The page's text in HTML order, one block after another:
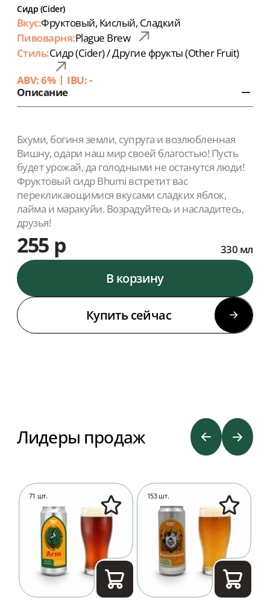
Сидр (Cider)
Вкус:Фруктовый, Кислый, Сладкий
Пивоварня:Plague Brew
Стиль:Сидр (Cider) / Другие фрукты (Other Fruit)
ABV: 6%
IBU: -
Описание
Бхуми, богиня земли, супруга и возлюбленная
Вишну, одари наш мир своей благостью! Пусть
будет урожай, да голодными не останутся люди!
Фруктовый сидр Bhumi встретит вас
перекликающимися вкусами сладких яблок,
лайма и маракуйи. Возрадуйтесь и насладитесь,
друзья!
255 р 330 мл
В корзину
Купить сейчас
Лидеры продаж
71 шт. 153 шт.